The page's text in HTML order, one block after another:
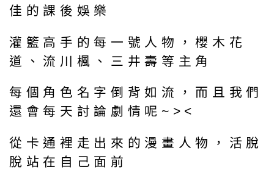
佳的課後娛樂
灌籃高手的每一號人物，櫻木花
道、流川楓、三井壽等主角
每個角色名字倒背如流，而且我們
還會每天討論劇情呢~><
從卡通裡走出來的漫畫人物，活脫
脫站在自己面前